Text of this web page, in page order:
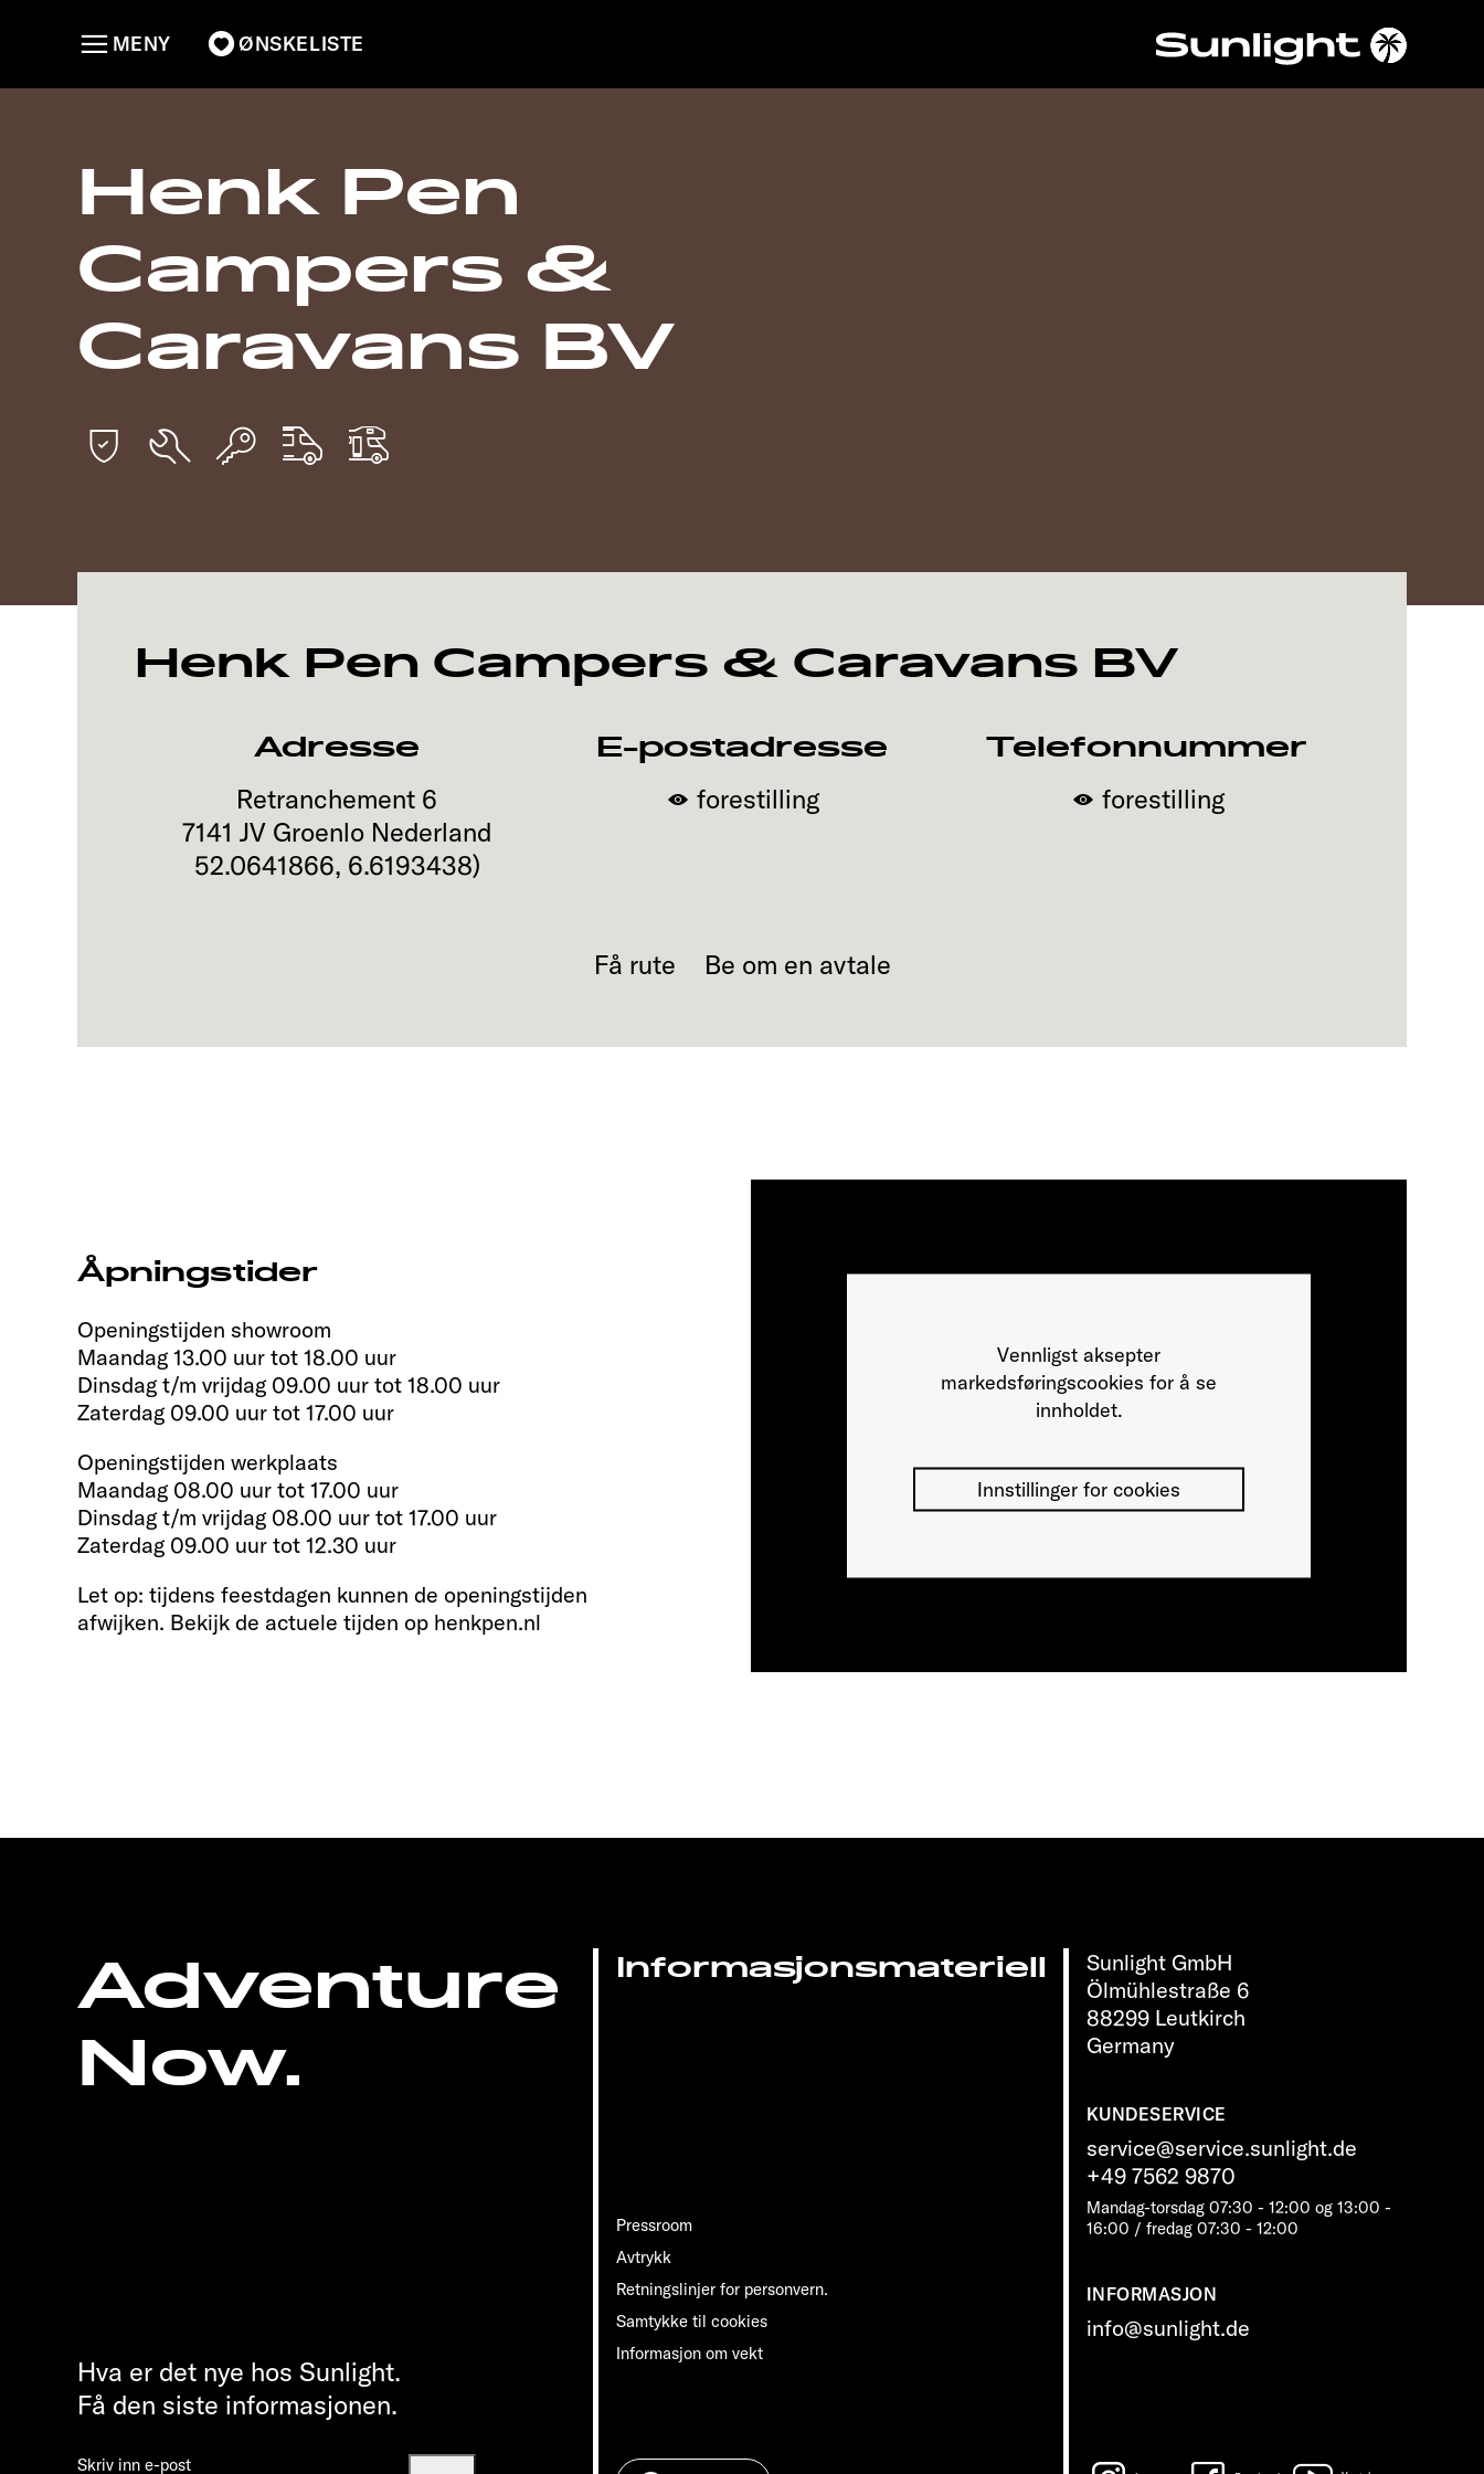
ØNSKELISTE
MENY
Henk Pen
Campers &
Caravans BV
Henk Pen Campers & Caravans BV
Adresse
Retranchement 6
7141 JV Groenlo Nederland
52.0641866, 6.6193438)
E-postadresse
forestilling
Telefonnummer
forestilling
Få rute Be om en avtale
Åpningstider
Openingstijden showroom
Maandag 13.00 uur tot 18.00 uur
Dinsdag t/m vrijdag 09.00 uur tot 18.00 uur
Zaterdag 09.00 uur tot 17.00 uur
Openingstijden werkplaats
Maandag 08.00 uur tot 17.00 uur
Dinsdag t/m vrijdag 08.00 uur tot 17.00 uur
Zaterdag 09.00 uur tot 12.30 uur
Let op: tijdens feestdagen kunnen de openingstijden
afwijken. Bekijk de actuele tijden op henkpen.nl
Vennligst aksepter
markedsføringscookies for å se
innholdet.
Innstillinger for cookies
Adventure
Now.
Sunlight GmbH
Ölmühlestraße 6
88299 Leutkirch
Germany
KUNDESERVICE
service@service.sunlight.de
+49 7562 9870
Mandag-torsdag 07:30 - 12:00 og 13:00 -
16:00 / fredag ​​07:30 - 12:00
INFORMASJON
info@sunlight.de
Informasjonsmateriell
Pressroom
Avtrykk
Retningslinjer for personvern.
Samtykke til cookies
Informasjon om vekt
Hva er det nye hos Sunlight.
Få den siste informasjonen.
Skriv inn e-post